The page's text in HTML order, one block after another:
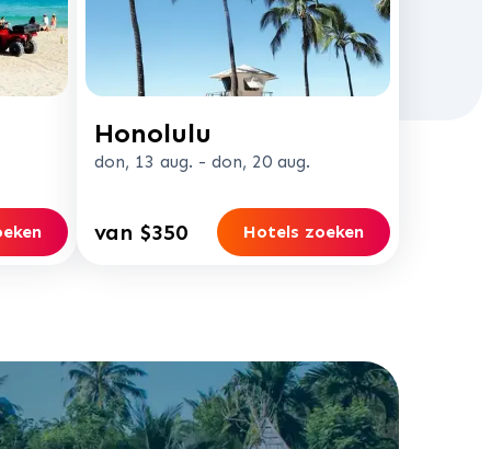
Honolulu
don, 13 aug. - don, 20 aug.
van $350 Hotels zoeken